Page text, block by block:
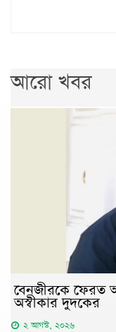
আরো খবর
বেনজীরকে ফেরত
অস্বীকার দুদকের
২ আগস্ট, ২০২৬